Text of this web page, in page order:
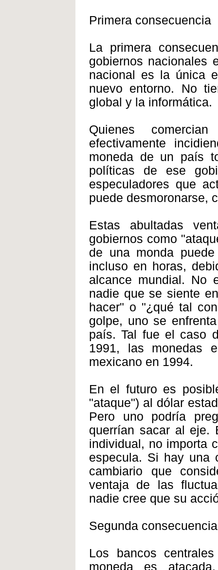
Primera consecuencia
La primera
gobiernos nacionales
nacional es la única
nuevo entorno. No
global y la informática.
Quienes
efectivamente
moneda de un país
políticas de ese
especuladores que
puede desmoronarse,
Estas abultadas
gobiernos como
de una monda
incluso en horas,
alcance mundial. No
nadie que se siente
hacer" o "¿qué tal
golpe, uno se
país. Tal fue el caso
1991, las monedas
mexicano en 1994.
En el futuro es
"ataque") al dólar
Pero uno podría
querrían sacar al eje.
individual, no importa
especula. Si hay una
cambiario que
ventaja de las
nadie cree que su
Segunda consecuencia
Los bancos
moneda es